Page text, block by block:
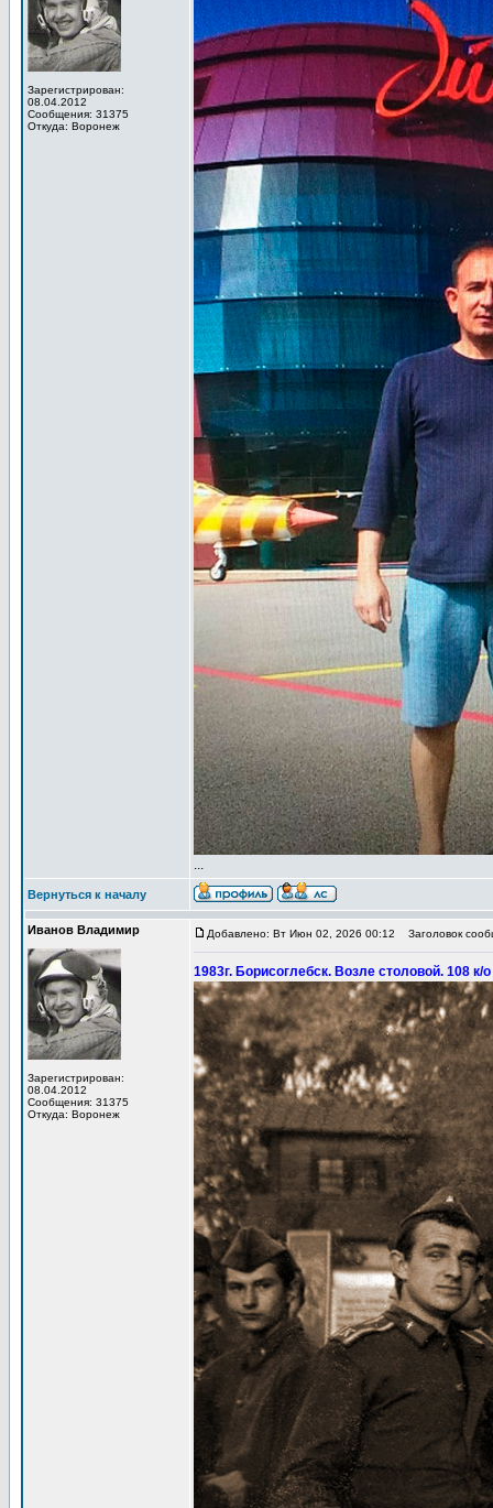
Зарегистрирован:
08.04.2012
Сообщения: 31375
Откуда: Воронеж
...
Вернуться к началу
Иванов Владимир
Зарегистрирован:
08.04.2012
Сообщения: 31375
Откуда: Воронеж
Добавлено: Вт Июн 02, 2026 00:12 Заголовок
1983г. Борисоглебск. Возле столовой. 108